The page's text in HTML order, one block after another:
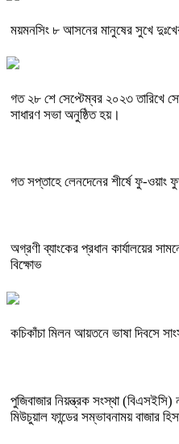
ময়মনসিং ৮ আসনের মানুষের সুখে
গত ২৮ শে সেপ্টেম্বর ২০২৩ তারিখে
সাধারণ সভা অনুষ্ঠিত হয়।
গত সপ্তাহে লেনদেনের শীর্ষে ফু-ওয়াং
অগ্রণী ব্যাংকের প্রধান কার্যালয়ের
বিক্ষোভ
কচিকাঁচা মিলন আয়তনে ভাষা দিবসে
পুজিবাজার নিয়ন্ত্রক সংস্থা
মিউচুয়াল ফান্ডের সম্ভাবনাময় বাজার